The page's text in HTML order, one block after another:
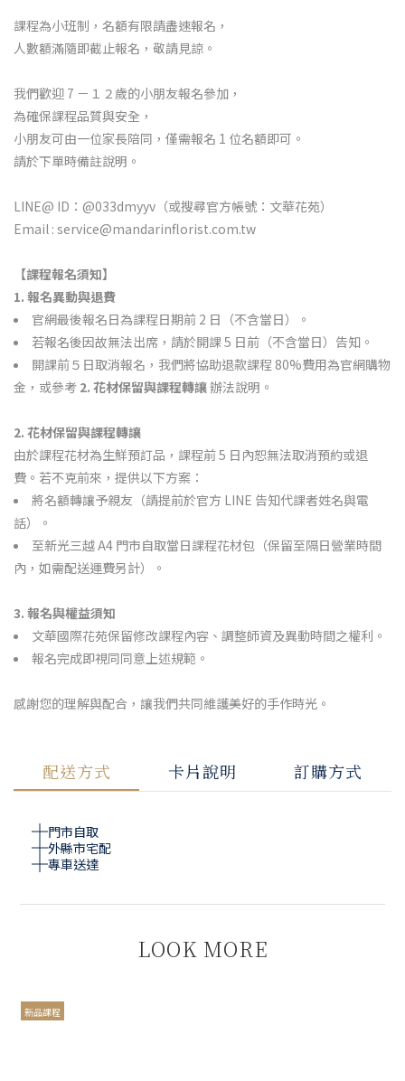
課程為小班制，名額有限請盡速報名，
人數額滿隨即截止報名，敬請見諒。
我們歡迎 7 －１２歲的小朋友報名參加，
為確保課程品質與安全，
小朋友可由一位家長陪同，僅需報名 1 位名額即可。
請於下單時備註說明。
LINE@ ID：@033dmyyv（或搜尋官方帳號：文華花苑）
Email : service@mandarinflorist.com.tw
【課程報名須知】
1. 報名異動與退費
官網最後報名日為課程日期前 2 日（不含當日）。
若報名後因故無法出席，請於開課 5 日前（不含當日）告知。
開課前５日取消報名，我們將協助退款課程 80%費用為官網購物
金，或參考 2. 花材保留與課程轉讓辦法說明。
2. 花材保留與課程轉讓
由於課程花材為生鮮預訂品，課程前 5 日內恕無法取消預約或退
費。若不克前來，提供以下方案：
將名額轉讓予親友（請提前於官方 LINE 告知代課者姓名與電
話）。
至新光三越 A4 門市自取當日課程花材包（保留至隔日營業時間
內，如需配送運費另計）。
3. 報名與權益須知
文華國際花苑保留修改課程內容、調整師資及異動時間之權利。
報名完成即視同同意上述規範。
感謝您的理解與配合，讓我們共同維護美好的手作時光。
配送方式 卡片說明 訂購方式
門市自取
外縣市宅配
專車送達
LOOK MORE
新品課程